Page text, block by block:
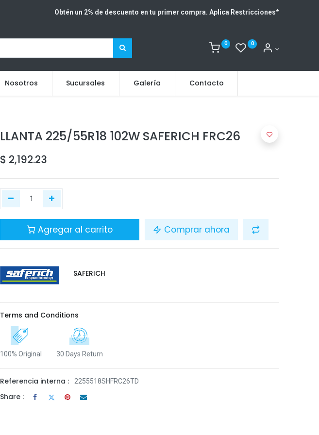
Obtén un 2% de descuento en tu primer compra. Aplica Restricciones*
0 0
Nosotros Sucursales Galería Contacto
LLANTA 225/55R18 102W SAFERICH FRC26
$ 2,192.23
Agregar al carrito Comprar ahora
SAFERICH
Terms and Conditions
100% Original 30 Days Return
Referencia interna : 2255518SHFRC26TD
Share :